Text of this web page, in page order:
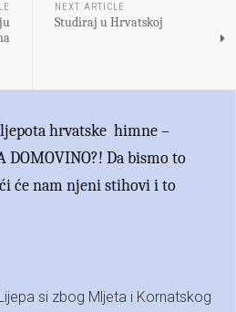
NEXT ARTICLE
Studiraj u Hrvatskoj
hrvatske himne –
DOMOVINO?! Da bismo to
će nam njeni stihovi i to
si zbog Mljeta i Kornatskog